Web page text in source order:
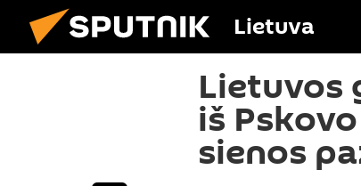
Lietuva
Lietuvos
iš
sienos